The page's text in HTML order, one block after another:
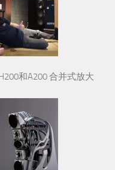
和A200 合并式放大